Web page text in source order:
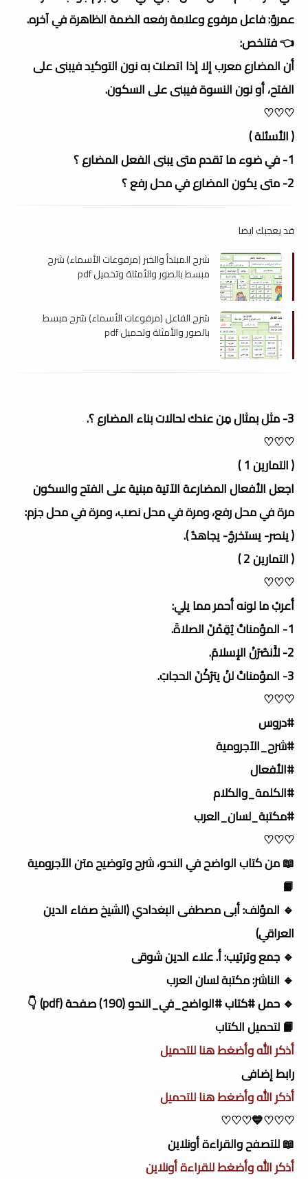
عمروٌ: فاعل مرفوع وعلامة رفعه الضمة الظاهرة في آخره.
👈 فتلخص:
أن المضارع معرب إلا إذا اتصلت به نون التوكيد فيبنى على
الفتح، أو نون النسوة فيبنى على السكون.
♡♡♡
( الأسئلة )
1- في ضوء ما تقدم متى يبنى الفعل المضارع ؟
2- متى يكون المضارع في محل رفع ؟
قد يعجبك ايضا
شرح المبتدأ والخبر (مرفوعات الأسماء) شرح
مبسط بالصور والأمثلة وتحميل pdf
شرح الفاعل (مرفوعات الأسماء) شرح مبسط
بالصور والأمثلة وتحميل pdf
3- مثل بمثال مِن عندك لحالات بناء المضارع ؟.
♡♡♡
( التمارين 1 )
اجعل الأفعال المضارعة الآتية مبنية على الفتح والسكون
مرة في محل رفع، ومرة في محل نصب، ومرة في محل جزم:
( ينصر- يستخرجُ- يجاهدُ ).
( التمارين 2 )
♡♡♡
أعربْ ما لونه أحمر مما يلي:
1- المؤمناتُ يُقِمْنَ الصلاةَ.
2- لأَنصُرَنْ الإسلامَ.
3- المؤمناتُ لنْ يترُكْنَ الحجابَ.
♡♡♡
#دروس
#شرح_الآجرومية
#الأفعال
#الكلمة_والكلام
#مكتبة_لسان_العرب
♡♡♡
📖 من كتاب الواضح في النحو، شرح وتوضيح متن الآجرومية
📙
🔹 المؤلف: أبى مصطفى البغدادي (الشيخ صفاء الدين
العراقي)
🔹 جمع وترتيب: أ. علاء الدين شوقى
🔹 الناشر: مكتبة لسان العرب
🔹 حمل #كتاب #الواضح_في_النحو (190) صفحة (pdf) 👇
📙 لتحميل الكتاب
أذكر الله وأضغط هنا للتحميل
رابط إضافى
أذكر الله وأضغط هنا للتحميل
♡♡♡💙♡♡♡
📖 للتصفح والقراءة أونلاين
أذكر الله وأضغط للقراءة أونلاين